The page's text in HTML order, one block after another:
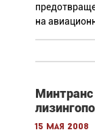
на
Минтранс
15 мая 2008